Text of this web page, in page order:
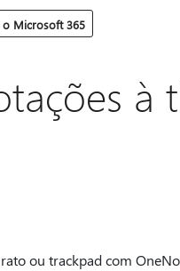
Microsoft 365
à
ou trackpad com